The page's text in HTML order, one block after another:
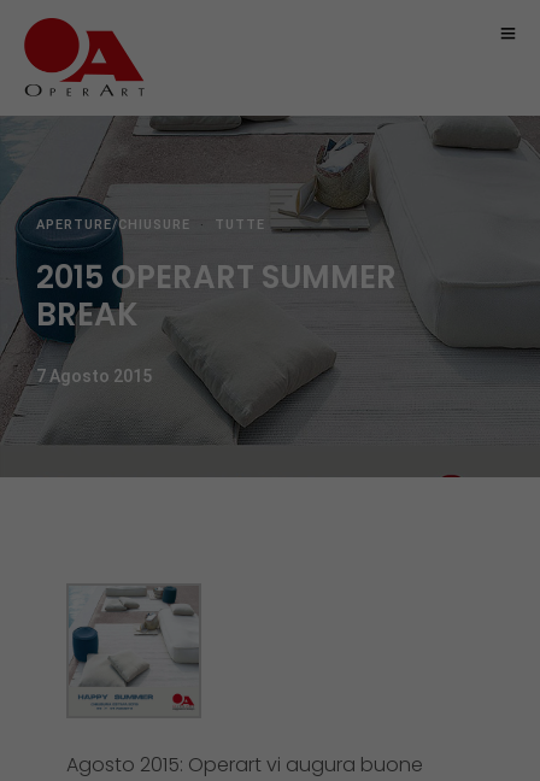
APERTURE/CHIUSURE · TUTTE
2015 OPERART SUMMER
BREAK
7 Agosto 2015
Agosto 2015: Operart vi augura buone